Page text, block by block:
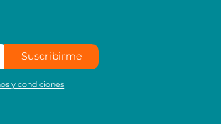
Suscribirme
y condiciones